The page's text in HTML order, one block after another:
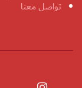
تواصل معنا